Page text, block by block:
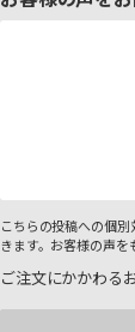
こちらの投稿への個
きます。お客様の声を
ご注文にかかわる